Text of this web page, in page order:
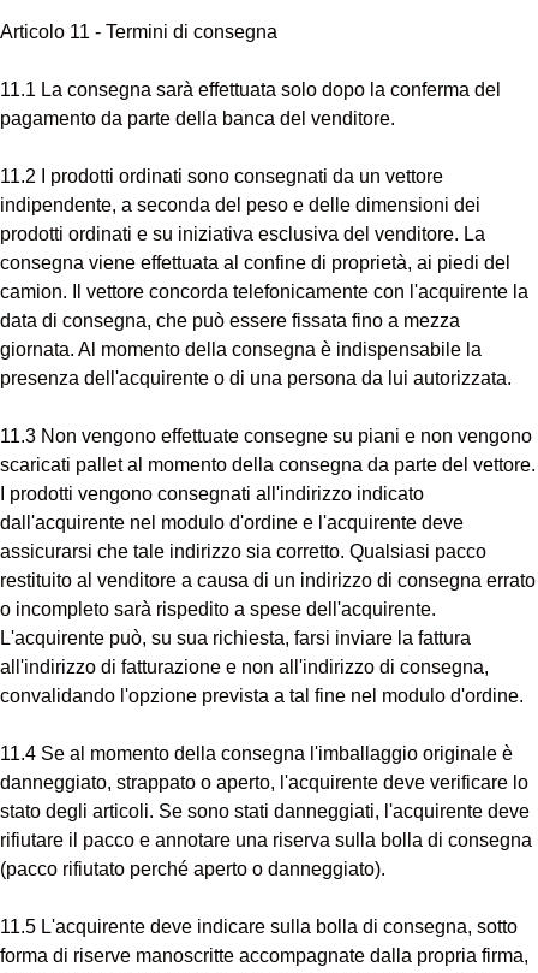
Articolo 11 - Termini di consegna
11.1 La consegna sarà effettuata solo dopo la conferma del
pagamento da parte della banca del venditore.
11.2 I prodotti ordinati sono consegnati da un vettore
indipendente, a seconda del peso e delle dimensioni dei
prodotti ordinati e su iniziativa esclusiva del venditore. La
consegna viene effettuata al confine di proprietà, ai piedi del
camion. Il vettore concorda telefonicamente con l'acquirente la
data di consegna, che può essere fissata fino a mezza
giornata. Al momento della consegna è indispensabile la
presenza dell'acquirente o di una persona da lui autorizzata.
11.3 Non vengono effettuate consegne su piani e non vengono
scaricati pallet al momento della consegna da parte del vettore.
I prodotti vengono consegnati all'indirizzo indicato
dall'acquirente nel modulo d'ordine e l'acquirente deve
assicurarsi che tale indirizzo sia corretto. Qualsiasi pacco
restituito al venditore a causa di un indirizzo di consegna errato
o incompleto sarà rispedito a spese dell'acquirente.
L'acquirente può, su sua richiesta, farsi inviare la fattura
all'indirizzo di fatturazione e non all'indirizzo di consegna,
convalidando l'opzione prevista a tal fine nel modulo d'ordine.
11.4 Se al momento della consegna l'imballaggio originale è
danneggiato, strappato o aperto, l'acquirente deve verificare lo
stato degli articoli. Se sono stati danneggiati, l'acquirente deve
rifiutare il pacco e annotare una riserva sulla bolla di consegna
(pacco rifiutato perché aperto o danneggiato).
11.5 L'acquirente deve indicare sulla bolla di consegna, sotto
forma di riserve manoscritte accompagnate dalla propria firma,